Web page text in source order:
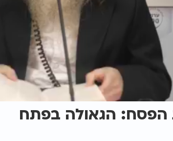
הפסח: הגאולה בפתח